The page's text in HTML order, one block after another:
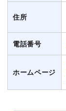
住所
電話番号
ホームページ